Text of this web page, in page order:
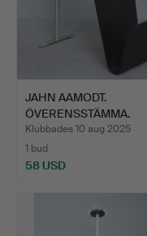
JAHN AAMODT.
ÖVERENSSTÄMMA.
Skulpturala ti…
Klubbades 10 aug 2025
1 bud
58 USD